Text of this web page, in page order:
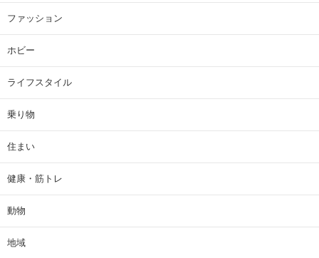
ファッション
ホビー
ライフスタイル
乗り物
住まい
健康・筋トレ
動物
地域